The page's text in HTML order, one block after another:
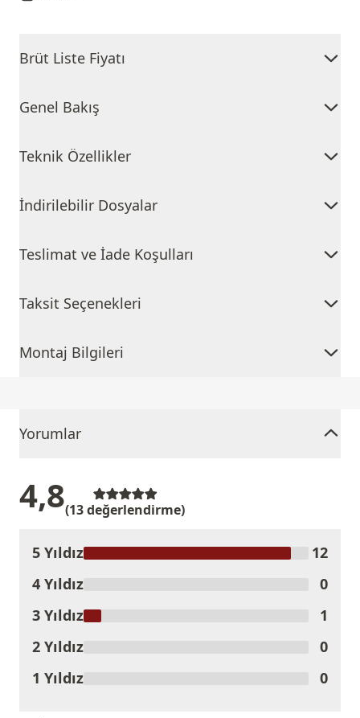
Brüt Liste Fiyatı
Genel Bakış
Teknik Özellikler
İndirilebilir Dosyalar
Teslimat ve İade Koşulları
Taksit Seçenekleri
Montaj Bilgileri
Yorumlar
4,8(13 değerlendirme)
Ürünü Değerlendir
5 Yıldız
12
4 Yıldız
0
3 Yıldız
1
2 Yıldız
0
1 Yıldız
0